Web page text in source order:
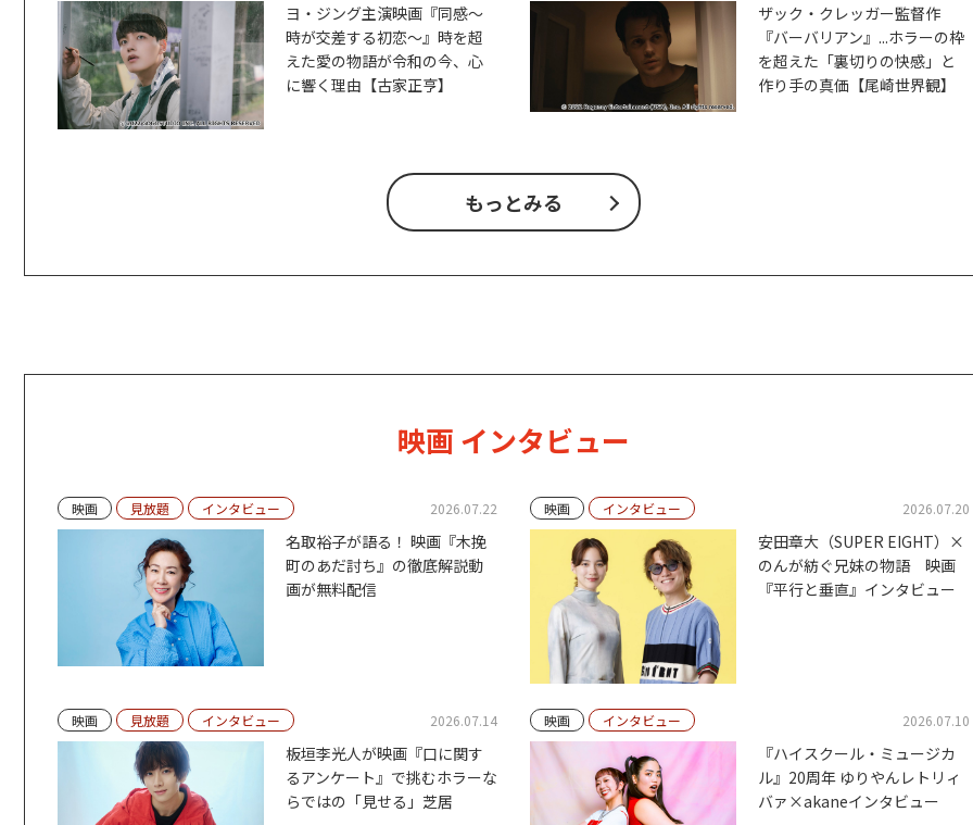
ヨ・ジング主演映画『同感～
時が交差する初恋～』時を超
えた愛の物語が令和の今、心
に響く理由【古家正亨】
ザック・クレッガー監督作
『バーバリアン』...ホラーの枠
を超えた「裏切りの快感」と
作り手の真価【尾崎世界観】
もっとみる
映画 インタビュー
映画 見放題 インタビュー 2026.07.22
名取裕子が語る！ 映画『木挽
町のあだ討ち』の徹底解説動
画が無料配信
映画 インタビュー 2026.07.20
安田章大（SUPER EIGHT）×
のんが紡ぐ兄妹の物語 映画
『平行と垂直』インタビュー
映画 見放題 インタビュー 2026.07.14
板垣李光人が映画『口に関す
るアンケート』で挑むホラーな
らではの「見せる」芝居
映画 インタビュー 2026.07.10
『ハイスクール・ミュージカ
ル』20周年 ゆりやんレトリィ
バァ×akaneインタビュー